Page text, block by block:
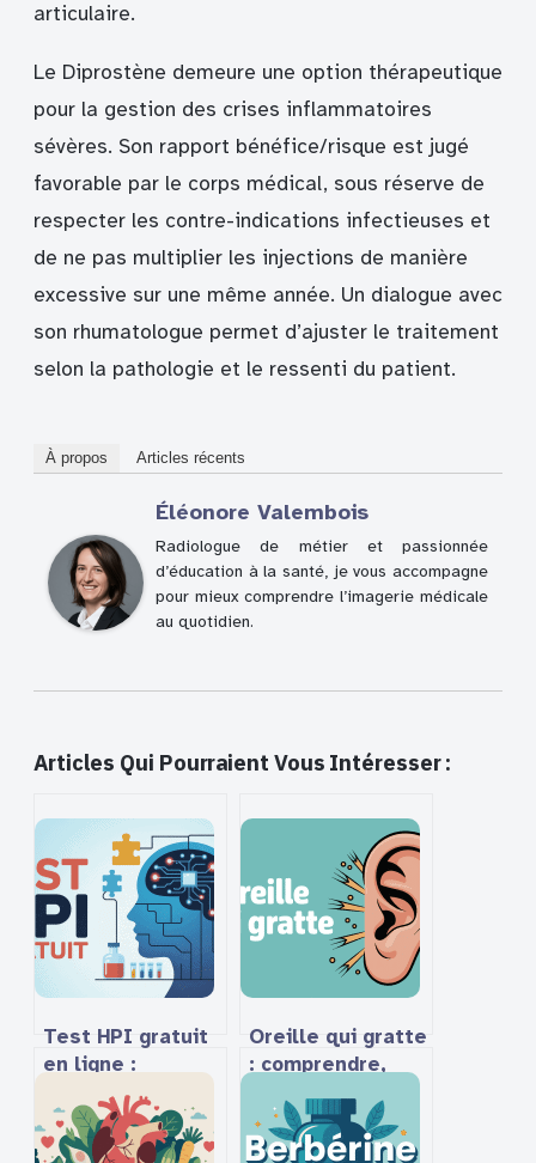
articulaire.
Le Diprostène demeure une option thérapeutique
pour la gestion des crises inflammatoires
sévères. Son rapport bénéfice/risque est jugé
favorable par le corps médical, sous réserve de
respecter les contre-indications infectieuses et
de ne pas multiplier les injections de manière
excessive sur une même année. Un dialogue avec
son rhumatologue permet d’ajuster le traitement
selon la pathologie et le ressenti du patient.
À propos Articles récents
Éléonore Valembois
Radiologue de métier et passionnée
d’éducation à la santé, je vous accompagne
pour mieux comprendre l’imagerie médicale
au quotidien.
Articles Qui Pourraient Vous Intéresser :
Test HPI gratuit
en ligne :
comment choisir
et interpréter
les résultats
Oreille qui gratte
: comprendre,
prévenir ce
symptôme